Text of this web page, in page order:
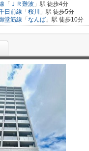
「 ＪＲ難波 」駅 徒歩4分
日前線 「 桜川
」駅 徒歩5分
堂筋線 「 なんば 」駅 徒歩10分